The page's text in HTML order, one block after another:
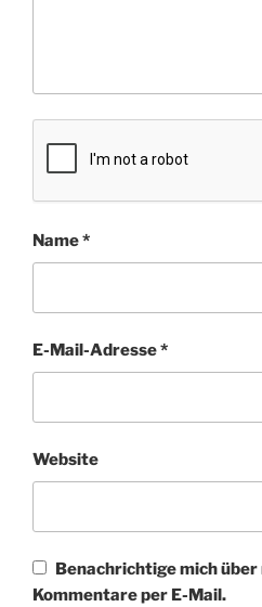
Name*
E-Mail-Adresse*
Website
Benachrichtige mich über
Kommentare per E-Mail.